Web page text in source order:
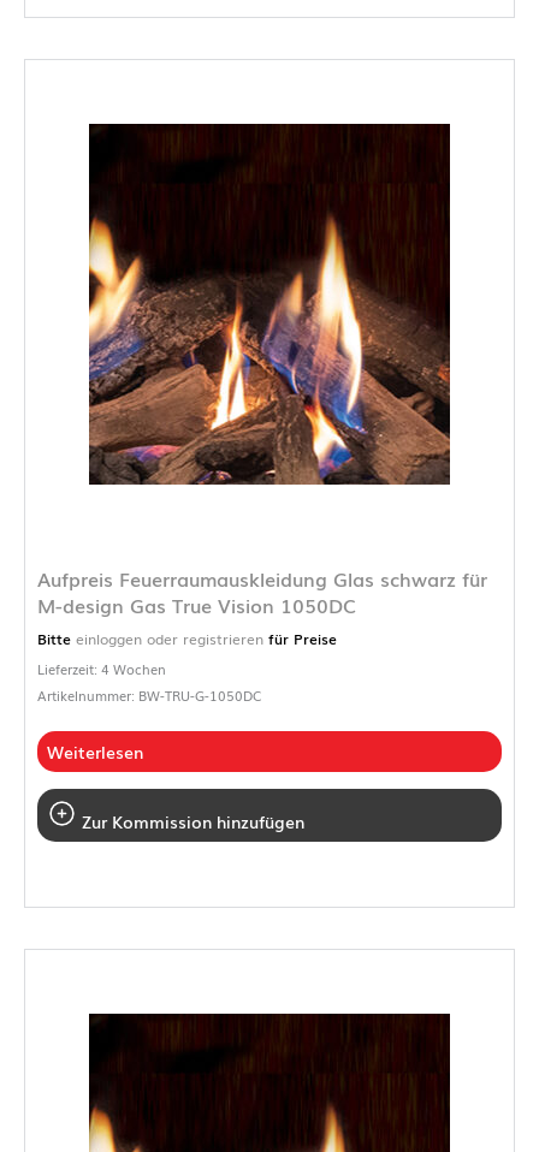
Aufpreis Feuerraumauskleidung Glas schwarz für
M-design Gas True Vision 1050DC
Bitte einloggen oder registrieren für Preise
Lieferzeit: 4 Wochen
Artikelnummer: BW-TRU-G-1050DC
Weiterlesen
Zur Kommission hinzufügen